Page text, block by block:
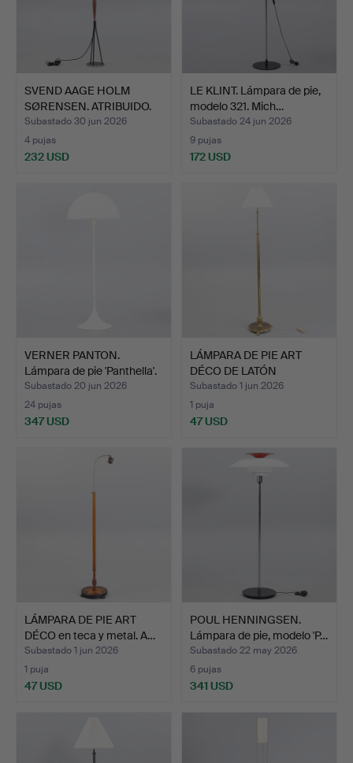
SVEND AAGE HOLM
SØRENSEN. ATRIBUIDO.
(1913…
Subastado 30 jun 2026
4 pujas
232 USD
LE KLINT. Lámpara de pie,
modelo 321. Mich…
Subastado 24 jun 2026
9 pujas
172 USD
VERNER PANTON.
Lámpara de pie 'Panthella'.
…
Subastado 20 jun 2026
24 pujas
347 USD
LÁMPARA DE PIE ART
DÉCO DE LATÓN
ajustable…
Subastado 1 jun 2026
1 puja
47 USD
LÁMPARA DE PIE ART
DÉCO en teca y metal. A…
Subastado 1 jun 2026
1 puja
47 USD
POUL HENNINGSEN.
Lámpara de pie, modelo 'P…
Subastado 22 may 2026
6 pujas
341 USD